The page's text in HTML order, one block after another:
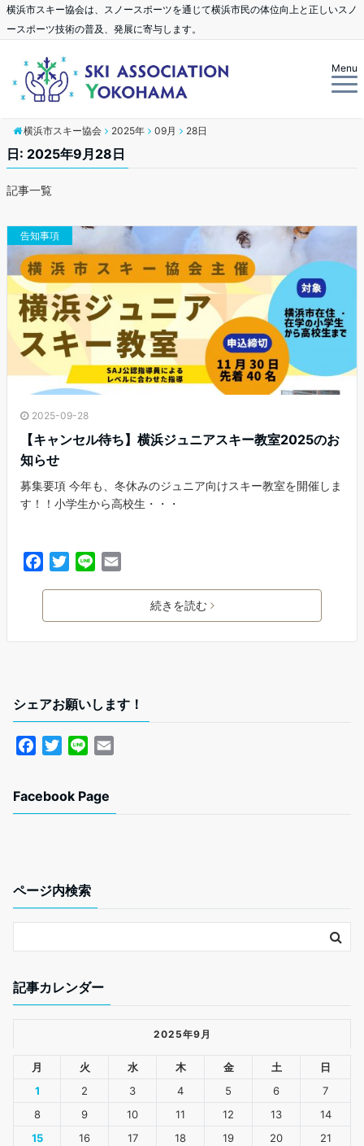
横浜市スキー協会は、スノースポーツを通じて横浜市民の体位向上と正しいスノ
ースポーツ技術の普及、発展に寄与します。
Menu
横浜市スキー協会 2025年 09月 28日
日: 2025年9月28日
記事一覧
告知事項
2025-09-28
【キャンセル待ち】横浜ジュニアスキー教室2025のお
知らせ
募集要項 今年も、冬休みのジュニア向けスキー教室を開催しま
す！！小学生から高校生・・・
e
b
k
t
t
e
i
l
続きを読む
シェアお願いします！
e
k
t
e
Facebook Page
ページ内検索
記事カレンダー
2025年9月
月 火 水 木 金 土 日
1 2 3 4 5 6
7
8
9 10 11 12 13
14
15
16 17 18 19 20
21